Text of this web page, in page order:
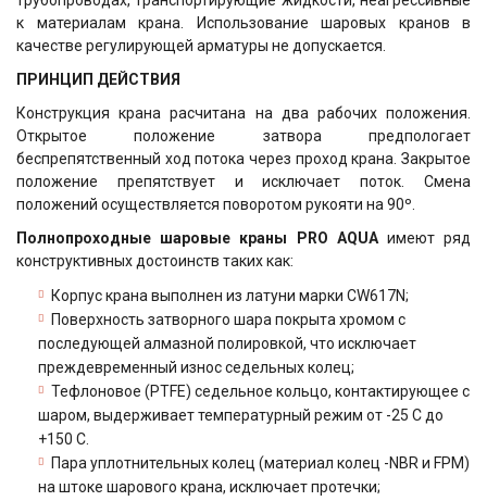
к материалам крана. Использование шаровых кранов в
качестве регулирующей арматуры не допускается.
ПРИНЦИП ДЕЙСТВИЯ
Конструкция крана расчитана на два рабочих положения.
Открытое положение затвора предпологает
беспрепятственный ход потока через проход крана. Закрытое
положение препятствует и исключает поток. Смена
положений осуществляется поворотом рукояти на 90º.
Полнопроходные шаровые краны
PRO AQUAимеют ряд
конструктивных достоинств таких как:
Корпус крана выполнен из латуни марки CW617N;
Поверхность затворного шара покрыта хромом с
последующей алмазной полировкой, что исключает
преждевременный износ седельных колец;
Тефлоновое (PTFE) седельное кольцо, контактирующее с
шаром, выдерживает температурный режим от -25 С до
+150 С.
Пара уплотнительных колец (материал колец -NBR и FPM)
на штоке шарового крана, исключает протечки;